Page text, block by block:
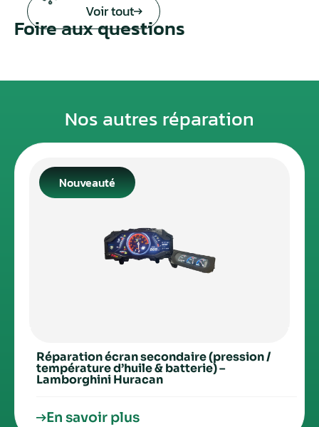
Voir tout
Foire aux questions
Nos autres réparation
Nouveauté
Réparation écran secondaire (pression /
température d’huile & batterie) –
Lamborghini Huracan
En savoir plus